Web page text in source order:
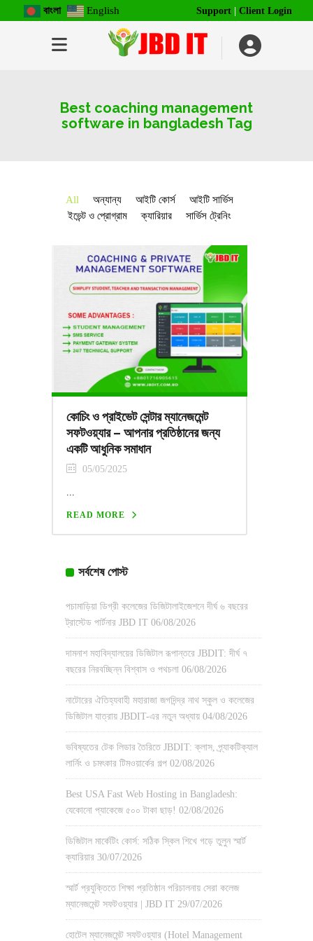
বাংলা English Support Client Login
Best coaching management
software in bangladesh Tag
All অন্যান্য আইটি কোর্স
আইটি সার্ভিস
ইভেন্ট ও প্রোগ্রাম
ক্যারিয়ার সার্ভিস ট্রেনিং
কোচিং ও প্রাইভেট সেন্টার ম্যানেজমেন্ট
সফটওয়্যার – আপনার প্রতিষ্ঠানের জন্য
একটি আধুনিক সমাধান
05/05/2025
...
READ MORE
সর্বশেষ পোস্ট
পচামাড়িয়া ডিগ্রী কলেজের ডিজিটালাইজেশনে দীর্ঘ ৬ বছরের
ট্রাস্টেড পার্টনার JBD IT 06/08/2026
দামনাশ মহাবিদ্যালয়ের ডিজিটাল রূপান্তরে JBDIT: দীর্ঘ ৭
বছরের নিরবচ্ছিন্ন বিশ্বাস ও পথচলা 06/08/2026
নাটোরের ঐতিহ্যবাহী মহারাজা জগদিন্দ্র নাথ স্কুল ও কলেজের
ডিজিটাল যাত্রায় JBDIT-এর নতুন অধ্যায় 04/08/2026
ভবিষ্যতের টেক লিডার তৈরিতে JBDIT: ক্লাস, প্র্যাকটিক্যাল
লার্নিং ও চমৎকার টিমওয়ার্কের গল্প 02/08/2026
Best USA Fast Web Hosting in Bangladesh:
যেকোনো প্যাকেজে ৫০০ টাকা ছাড়! 02/08/2026
ডিজিটাল মার্কেটিং কোর্স: সঠিক স্কিল শিখে গড়ে তুলুন স্মার্ট
ক্যারিয়ার 30/07/2026
স্মার্ট প্রযুক্তিতে শিক্ষা প্রতিষ্ঠান পরিচালনায় সেরা কলেজ
ম্যানেজমেন্ট সফটওয়্যার | JBD IT 29/07/2026
হোটেল ম্যানেজমেন্ট সফটওয়্যার (Hotel Management